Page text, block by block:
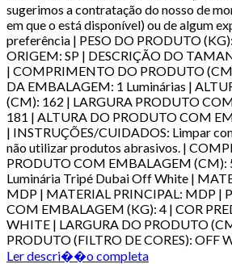
sugerimos a contratação do nosso de
em que o está disponível) ou de algum
preferência | PESO DO PRODUTO
ORIGEM: SP | DESCRIÇÃO DO
| COMPRIMENTO DO PRODUTO
DA EMBALAGEM: 1 Luminárias |
(CM): 162 | LARGURA PRODUTO
181 | ALTURA DO PRODUTO COM
| INSTRUÇÕES/CUIDADOS: Limpar
não utilizar produtos abrasivos. |
PRODUTO COM EMBALAGEM (CM):
Luminária Tripé Dubai Off White |
MDP | MATERIAL PRINCIPAL: MDP |
COM EMBALAGEM (KG): 4 | COR
WHITE | LARGURA DO PRODUTO
PRODUTO (FILTRO DE CORES): OFF
Ler descri��o completa